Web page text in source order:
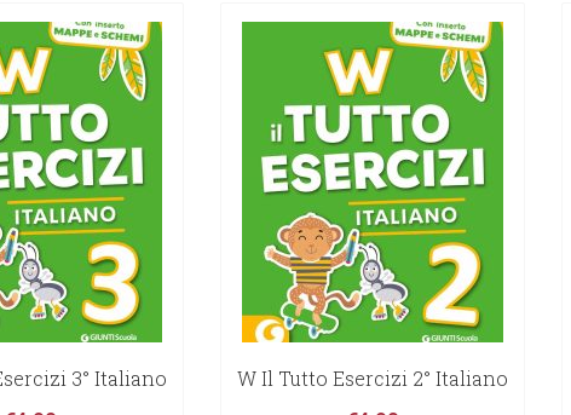
3° Italiano
W Il Tutto Esercizi 2° Italiano